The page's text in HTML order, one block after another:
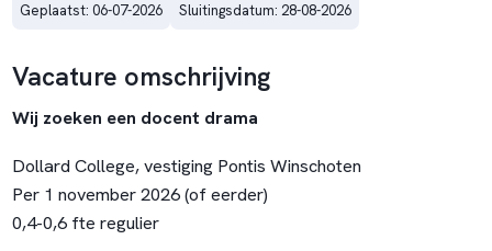
Geplaatst: 06-07-2026
Sluitingsdatum: 28-08-2026
Vacature omschrijving
Wij zoeken een docent drama
Dollard College, vestiging Pontis Winschoten
Per 1 november 2026 (of eerder)
0,4-0,6 fte regulier